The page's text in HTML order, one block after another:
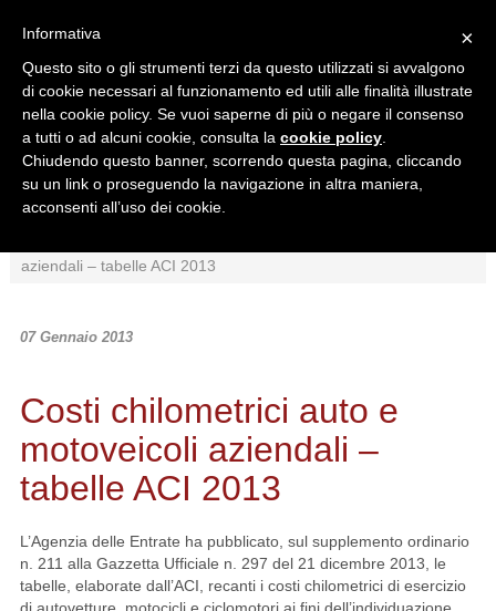
Ricerca in:
Sezione corrente
Tutto il sito
aziendali – tabelle ACI 2013
07 Gennaio 2013
Costi chilometrici auto e
motoveicoli aziendali –
tabelle ACI 2013
L’Agenzia delle Entrate ha pubblicato, sul supplemento ordinario
n. 211 alla Gazzetta Ufficiale n. 297 del 21 dicembre 2013, le
tabelle, elaborate dall’ACI, recanti i costi chilometrici di esercizio
×
Informativa
Questo sito o gli strumenti terzi da questo utilizzati si avvalgono
di cookie necessari al funzionamento ed utili alle finalità illustrate
nella cookie policy. Se vuoi saperne di più o negare il consenso
a tutti o ad alcuni cookie, consulta la cookie policy
Chiudendo questo banner, scorrendo questa pagina, cliccando
su un link o proseguendo la navigazione in altra maniera,
acconsenti all’uso dei cookie.